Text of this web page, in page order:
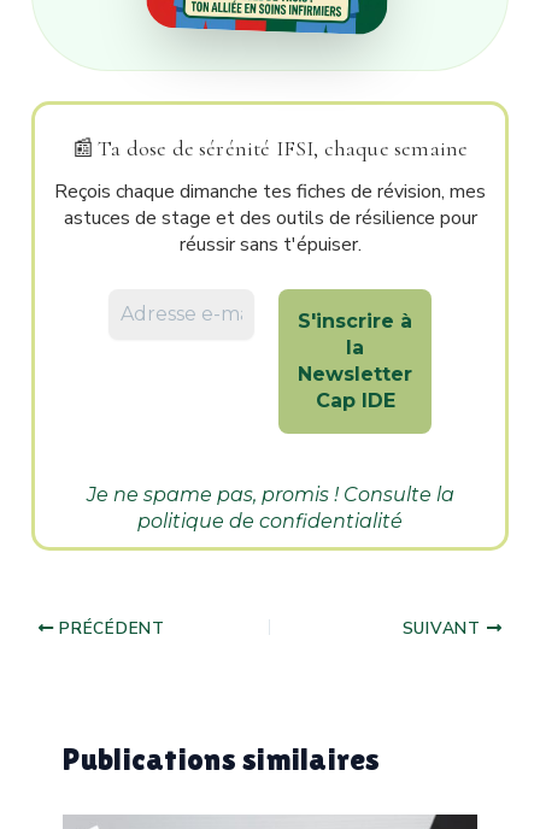
📰Ta dose de sérénité IFSI, chaque semaine
Reçois chaque dimanche tes fiches de révision, mes
astuces de stage et des outils de résilience pour
réussir sans t'épuiser.
Je ne spame pas, promis ! Consulte la
politique de confidentialité
PRÉCÉDENT SUIVANT
Publications similaires